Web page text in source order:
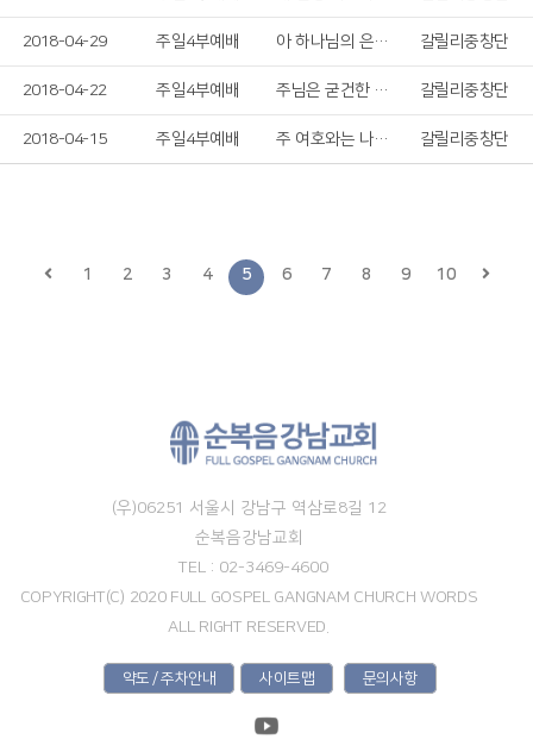
2018-04-29 주일4부예배 아 하나님의 은혜로 갈릴리중창단
2018-04-22 주일4부예배 주님은 굳건한 반석 갈릴리중창단
2018-04-15 주일4부예배 주 여호와는 나의 안식처 갈릴리중창단
1 2 3 4 5 6 7 8 9 10
(우)06251 서울시 강남구 역삼로8길 12
순복음강남교회
TEL : 02-3469-4600
COPYRIGHT(C) 2020 FULL GOSPEL GANGNAM CHURCH WORDS
ALL RIGHT RESERVED.
약도 / 주차안내 사이트맵 문의사항